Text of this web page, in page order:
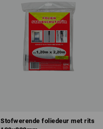
Stofwerende foliedeur met rits